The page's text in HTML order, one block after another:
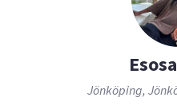
Jönköping,